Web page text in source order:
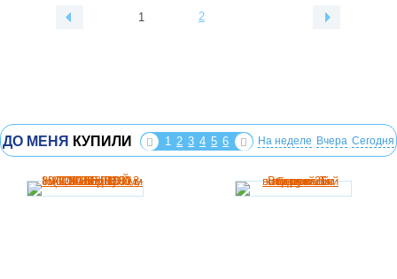
1 2
ДО МЕНЯ КУПИЛИ 1 2 3 4 5 6 На неделе Вчера Сегодня